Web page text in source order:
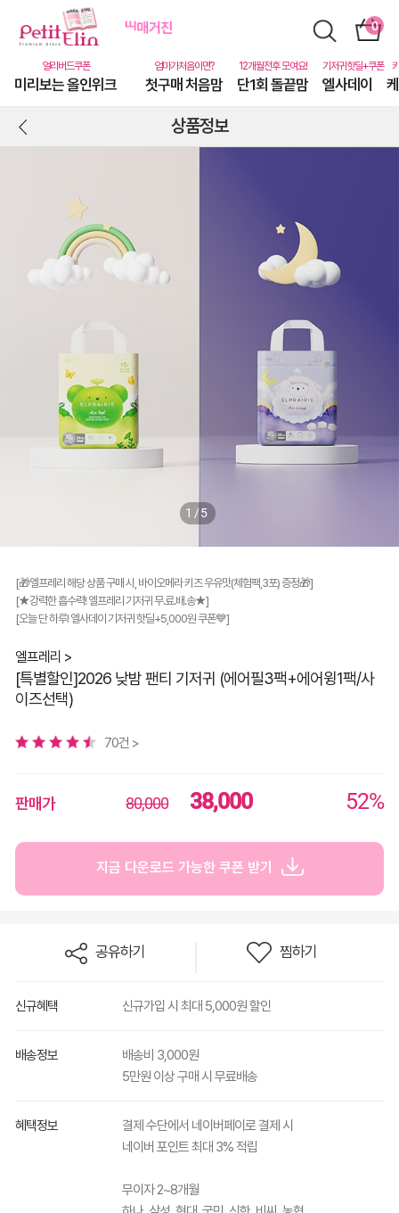
미리보는 올인위크 첫구매 처음맘 단1회 돌끝맘 엘사데이
상품정보
1/5
[🎁엘프레리 해당 상품 구매 시, 바이오메라 키즈 우유맛(체험팩,3포) 증정🎁]
[★강력한 흡수력! 엘프레리 기저귀 무.료.배.송★]
[오늘 단 하루! 엘사데이 기저귀 핫딜+5,000원 쿠폰💙]
엘프레리 >
[특별할인]2026 낮밤 팬티 기저귀 (에어필3팩+에어윙1팩/사
이즈선택)
70건 >
판매가 80,000 38,000 52%
지금 다운로드 가능한 쿠폰 받기
공유하기 찜하기
신규혜택 신규가입 시 최대 5,000원 할인
배송정보
배송비 3,000원
5만원 이상 구매 시 무료배송
혜택정보
결제 수단에서 네이버페이로 결제 시
네이버 포인트 최대 3% 적립
무이자 2~8개월